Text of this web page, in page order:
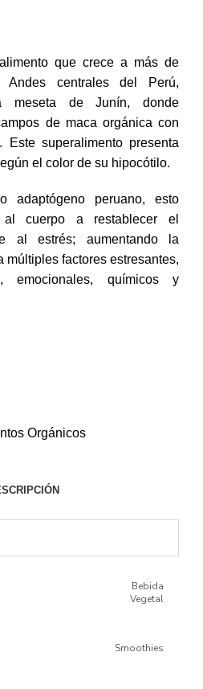
que crece a más de
centrales del Perú,
meseta de Junín, donde
de maca orgánica con
Este superalimento presenta
el color de su hipocótilo.
adaptógeno peruano, esto
cuerpo a restablecer el
al estrés; aumentando la
múltiples factores estresantes,
emocionales, químicos y
Orgánicos
Bebida
Vegetal
Smoothies